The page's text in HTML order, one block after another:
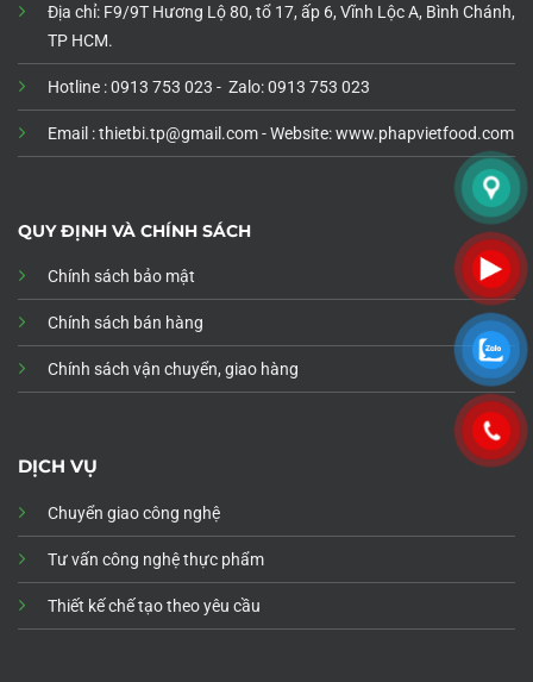
Địa chỉ: F9/9T Hương Lộ 80, tổ 17, ấp 6, Vĩnh Lộc A, Bình Chánh,
TP HCM.
Hotline : 0913 753 023 - Zalo: 0913 753 023
Email : thietbi.tp@gmail.com -Website: www.phapvietfood.com
QUY ĐỊNH VÀ CHÍNH SÁCH
Chính sách bảo mật
Chính sách bán hàng
Chính sách vận chuyển, giao hàng
DỊCH VỤ
Chuyển giao công nghệ
Tư vấn công nghệ thực phẩm
Thiết kế chế tạo theo yêu cầu